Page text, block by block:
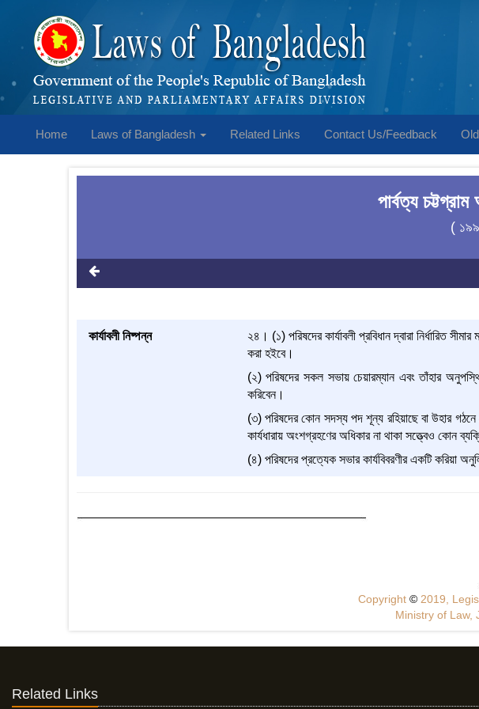
Home Laws of Bangladesh Related Links Contact Us/Feedback
পার্বত্য
(
কার্যাবলী নিষ্পন্ন
২৪। (১) পরিষদের কার্যাবলী প্রবিধান দ্বারা নির্ধারিত
করা হইবে।
(২) পরিষদের সকল সভায় চেয়ারম্যান এবং তাঁহার
করিবেন।
(৩) পরিষদের কোন সদস্য পদ শূন্য রহিয়াছে বা উহার
কার্যধারায় অংশগ্রহণের অধিকার না থাকা সত্ত্বেও কোন
(৪) পরিষদের প্রত্যেক সভার কার্যবিবরণীর একটি করিয়া
Copyright© 2019,
Ministry of Law,
Related Links